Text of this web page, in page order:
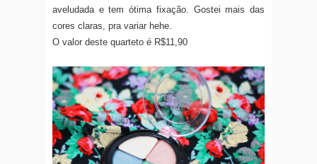
aveludada e tem ótima fixação. Gostei mais das
cores claras, pra variar hehe.
O valor deste quarteto é R$11,90